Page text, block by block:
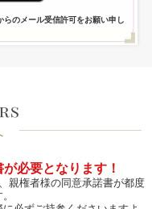
のメール受信許可をお願い申し
必要となります！
親権者様の同意承諾書が都度